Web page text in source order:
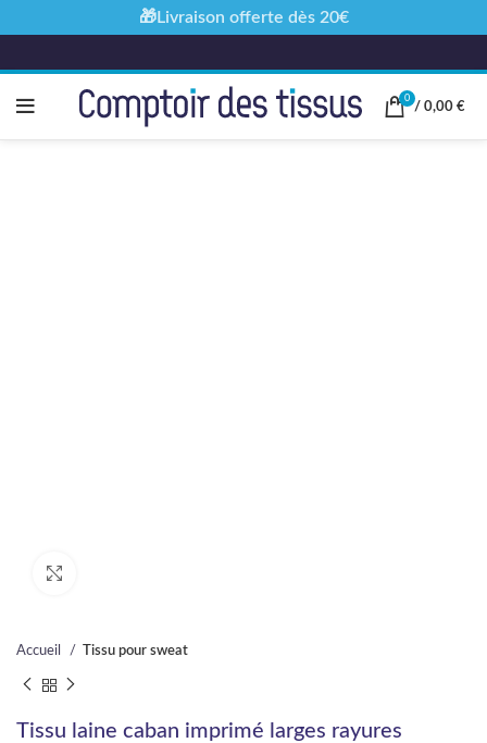
0
/ 0,00 €
Accueil Tissu pour sweat
Tissu laine caban imprimé larges rayures
🎁Livraison offerte dès 20€